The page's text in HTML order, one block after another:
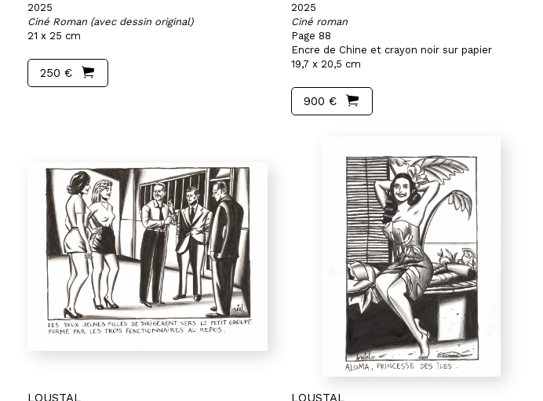
2025
Ciné Roman (avec dessin original)
21 x 25 cm
250 €
2025
Ciné roman
Page 88
Encre de Chine et crayon noir sur papier
19,7 x 20,5 cm
900 €
LOUSTAL LOUSTAL